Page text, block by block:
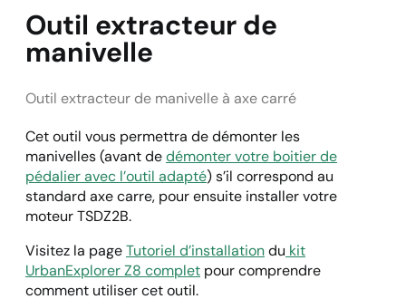
Outil extracteur de
manivelle
Outil extracteur de manivelle à axe carré
Cet outil vous permettra de démonter les
manivelles (avant dedémonter votre boitier de
pédalier avec l’outil adapté) s’il correspond au
standard axe carre, pour ensuite installer votre
moteur TSDZ2B.
Visitez la pageTutoriel d’installationdu kit
UrbanExplorer Z8 complet pour comprendre
comment utiliser cet outil.